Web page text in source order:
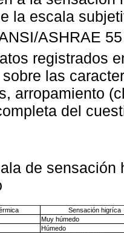
la escala
ASHRAE
registrados
las
arropamiento
del
de sensación
Sensación higríca
Muy húmedo
Húmedo